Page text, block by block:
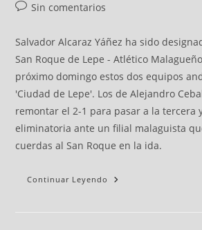
Sin comentarios
Salvador Alcaraz Yáñez ha sido
San Roque de Lepe - Atlético
próximo domingo estos dos equipos
'Ciudad de Lepe'. Los de Alejandro
remontar el 2-1 para pasar a la tercera
eliminatoria ante un filial malaguista
cuerdas al San Roque en la ida.
Continuar Leyendo